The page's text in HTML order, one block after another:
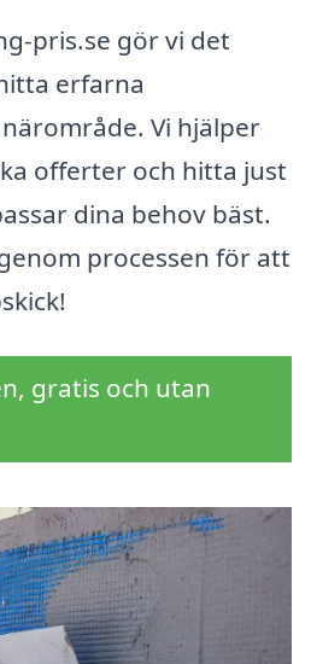
pris.se gör vi det
erfarna
Vi hjälper
offerter och hitta just
dina behov bäst.
processen för att
gratis och utan